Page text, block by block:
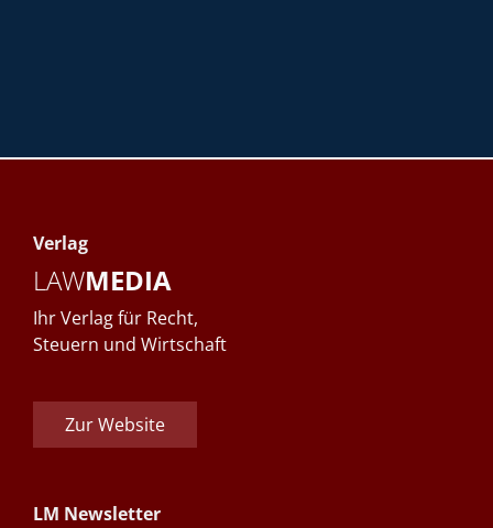
Verlag
LAWMEDIA
Ihr Verlag für Recht,
Steuern und Wirtschaft
Zur Website
LM Newsletter